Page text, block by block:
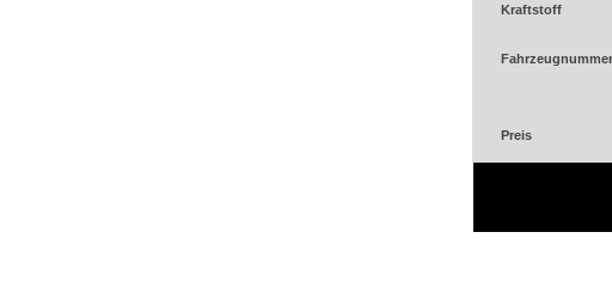
Kraftstoff
Fahrzeugnummer
Preis